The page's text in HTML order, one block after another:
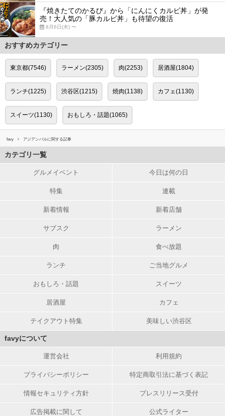
『焼きたてのかるび』から「にんにくカルビ丼」が発
売！大人気の「豚カルビ丼」も待望の復活
8月6日(木) 〜
おすすめカテゴリー
東京都(7546) ラーメン(2305) 肉(2253) 居酒屋(1804)
ランチ(1225) 渋谷区(1215) 焼肉(1138) カフェ(1130)
スイーツ(1130) おもしろ・話題(1065)
favy アジアンバルに関する記事
カテゴリ一覧
グルメイベント 今日は何の日
特集 連載
新着情報 新着店舗
サブスク ラーメン
肉 食べ放題
ランチ ご当地グルメ
おもしろ・話題 スイーツ
居酒屋 カフェ
テイクアウト特集 美味しい渋谷区
favyについて
運営会社 利用規約
プライバシーポリシー 特定商取引法に基づく表記
情報セキュリティ方針 プレスリリース受付
広告掲載に関して 公式ライター